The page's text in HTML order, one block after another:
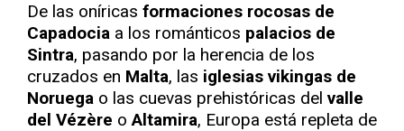
De las oníricas formaciones rocosas de
Capadocia a los románticos palacios de
Sintra, pasando por la herencia de los
cruzados en Malta, las iglesias vikingas de
Noruega o las cuevas prehistóricas del valle
del Vézère oAltamira, Europa está repleta de